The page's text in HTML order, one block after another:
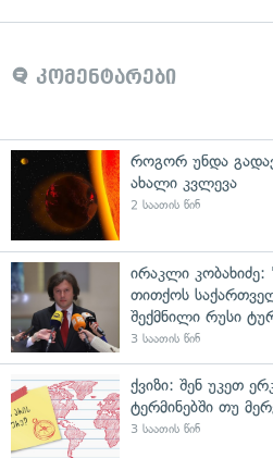
კომენტარები
როგორ უნდა
ახალი კვლევა
2 საათის წინ
ირაკლი კობახიძე:
თითქოს
შექმნილი რუსი
3 საათის წინ
ქვიზი: შენ უკეთ
ტერმინებში თუ
3 საათის წინ